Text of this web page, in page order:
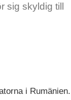
sig skyldig till
i Rumänien.